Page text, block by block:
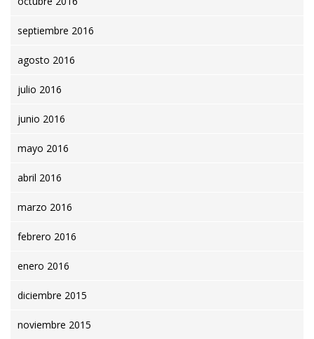
septiembre 2016
agosto 2016
julio 2016
junio 2016
mayo 2016
abril 2016
marzo 2016
febrero 2016
enero 2016
diciembre 2015
noviembre 2015